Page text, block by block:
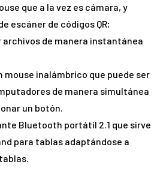
que a la vez es cámara, y
escáner de códigos QR;
de manera instantánea
mouse inalámbrico que puede ser
de manera simultánea
un botón.
Bluetooth portátil 2.1 que sirve
para tablas adaptándose a